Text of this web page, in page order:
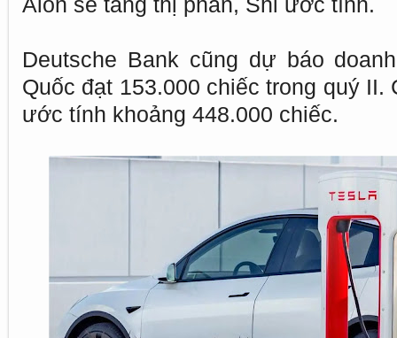
Deutsche Bank cũng dự báo
Quốc đạt 153.000 chiếc trong quý II.
ước tính khoảng 448.000 chiếc.